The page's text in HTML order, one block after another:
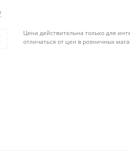
Цена действительна только для
отличаться от цен в розничных